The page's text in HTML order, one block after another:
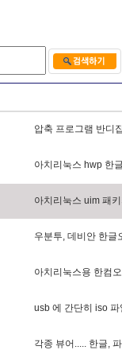
압축 프로그램 반디 집
아치 리 눅스 hwp 한글
아치 리 눅스 uim 패 키
우분투, 데 비 안 한글
아치 리 눅스용 한컴 오
usb 에 간단히 iso 파
각종 뷰어 ..... 한글, 파